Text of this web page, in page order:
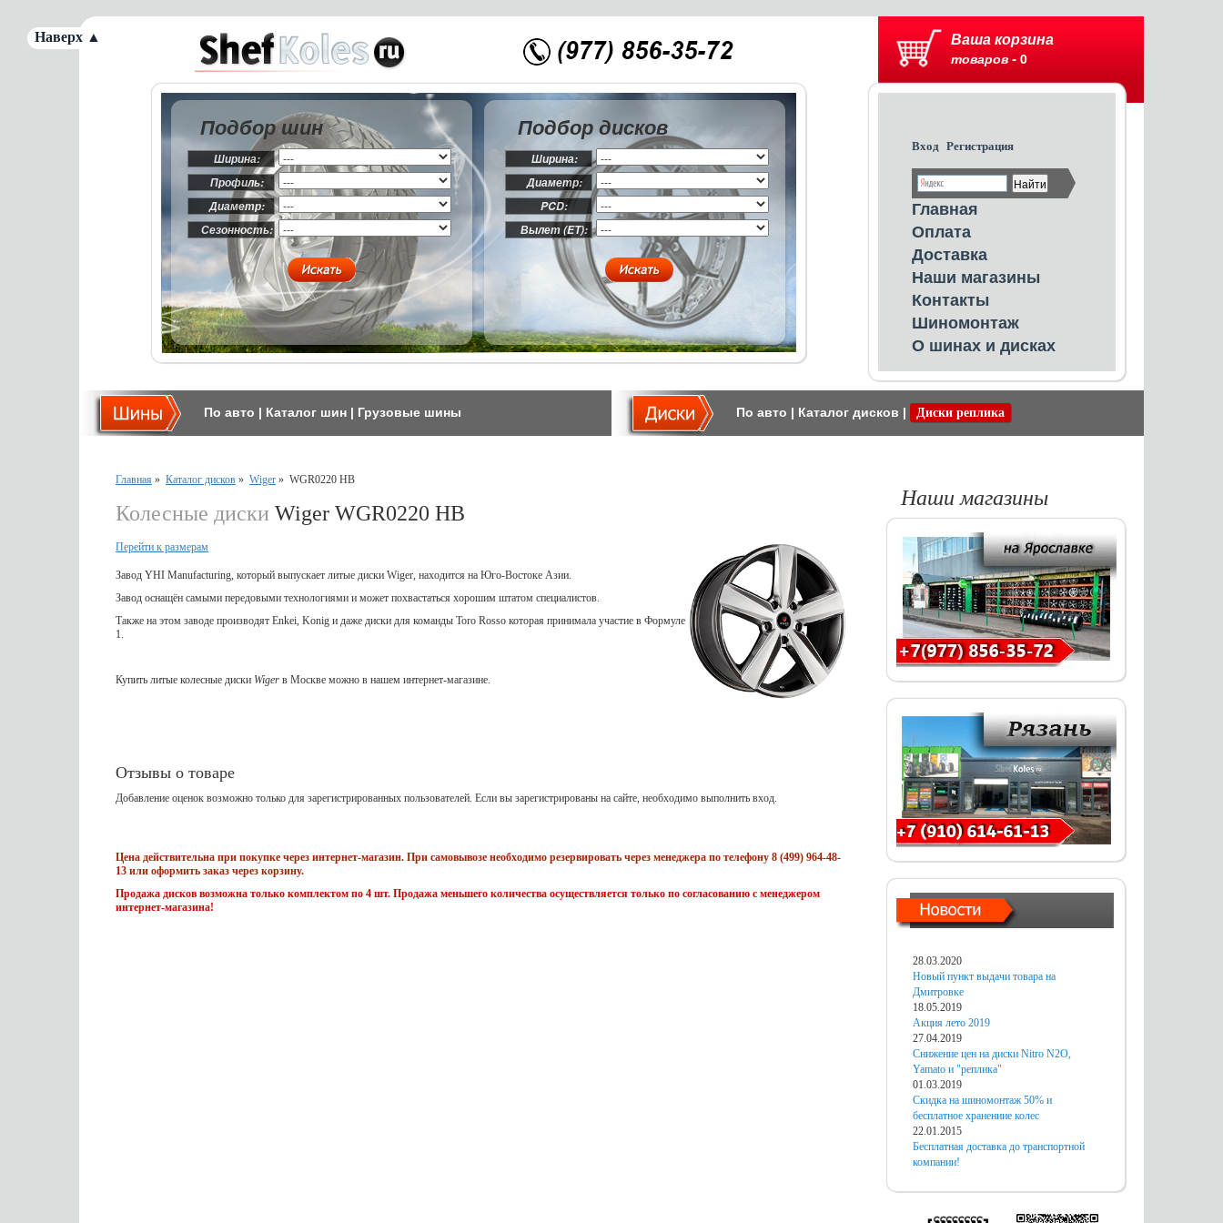
Ваша корзина
товаров - 0
Вход Регистрация
Главная
Оплата
Доставка
Наши магазины
Контакты
Шиномонтаж
О шинах и дисках
Подбор шин
Ширина:
Профиль:
Диаметр:
Сезонность:
Подбор дисков
Ширина:
Диаметр:
PCD:
Вылет (ET):
По авто | Каталог шин | Грузовые шины По авто | Каталог дисков | Диски реплика
Главная » Каталог дисков » Wiger » WGR0220 HB
Колесные диски Wiger WGR0220 HB
Перейти к размерам
Завод YHI Manufacturing, который выпускает литые диски Wiger, находится на Юго-Востоке Азии.
Завод оснащён самыми передовыми технологиями и может похвастаться хорошим штатом специалистов.
Также на этом заводе производят Enkei, Konig и даже диски для команды Toro Rosso которая принимала участие в Формуле
1.
Купить литые колесные диски Wiger в Москве можно в нашем интернет-магазине.
Отзывы о товаре
Добавление оценок возможно только для зарегистрированных пользователей. Если вы зарегистрированы на сайте, необходимо выполнить вход.
Цена действительна при покупке через интернет-магазин. При самовывозе необходимо резервировать через менеджера по телефону 8 (499) 964-48-
13 или оформить заказ через корзину.
Продажа дисков возможна только комплектом по 4 шт. Продажа меньшего количества осуществляется только по согласованию с менеджером
интернет-магазина!
Наши магазины
28.03.2020
Новый пункт выдачи товара на
Дмитровке
18.05.2019
Акция лето 2019
27.04.2019
Снижение цен на диски Nitro N2O,
Yamato и "реплика"
01.03.2019
Скидка на шиномонтаж 50% и
бесплатное хранениие колес
22.01.2015
Бесплатная доставка до транспортной
компании!
Наверх ▲